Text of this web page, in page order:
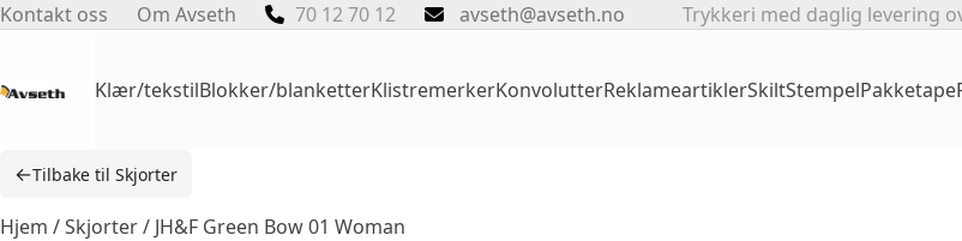
Skip
Kontakt oss Om Avseth 70 12 70 12 avseth@avseth.no Trykkeri med daglig levering
Klær/tekstilBlokker/blanketterKlistremerkerKonvolutterReklameartiklerSkiltStempelPakketape
←Tilbake til Skjorter
Hjem /Skjorter/ JH&F Green Bow 01 Woman